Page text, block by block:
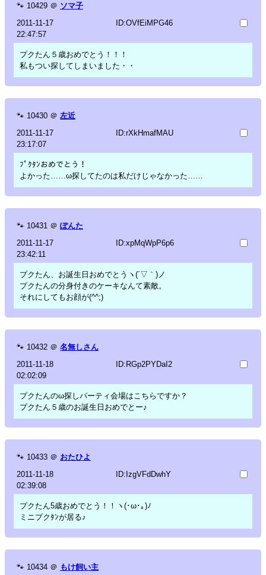
🐾 10429 ＠ ソマ子
2011-11-17
22:47:57
ID:OVfEiMPG46
プクたん５歳おめでとう！！！
私もつい探してしまいました・・
🐾 10430 ＠ 左近
2011-11-17
23:17:07
ID:rXkHmafMAU
ﾌﾟｸﾀﾝおめでとう！
よかった……ω探してたのは私だけじゃなかった……
🐾 10431 ＠ ぽんた
2011-11-17
23:42:11
ID:xpMqWpP6p6
プクたん、お誕生日おめでとうヽ(´▽｀)ノ
プクたんの分身付きのケーキなんて素敵。
それにしてもお顔が(^^;)
🐾 10432 ＠ 名無しさん
2011-11-18
02:02:09
ID:RGp2PYDaI2
プクたんのω探しパーティ会場はこちらですか？
プクたん５歳のお誕生日おめでとー♪
🐾 10433 ＠ おたひよ
2011-11-18
02:39:08
ID:IzgVFdDwhY
プクたん5歳おめでとう！！ヽ(･ω･｡)ﾉ
ミニプクﾀﾝが居る♪
🐾 10434 ＠ もけ飼い主